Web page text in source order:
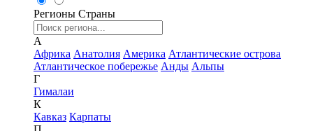
Регионы Страны
А
Африка Анатолия Америка Атлантические острова
Атлантическое побережье Анды Альпы
Г
Гималаи
К
Кавказ Карпаты